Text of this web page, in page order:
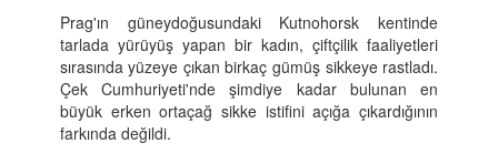
Prag'ın güneydoğusundaki Kutnohorsk kentinde
tarlada yürüyüş yapan bir kadın, çiftçilik faaliyetleri
sırasında yüzeye çıkan birkaç gümüş sikkeye rastladı.
Çek Cumhuriyeti'nde şimdiye kadar bulunan en
büyük erken ortaçağ sikke istifini açığa çıkardığının
farkında değildi.